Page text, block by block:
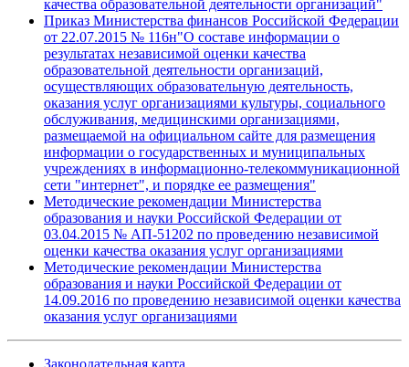
качества образовательной деятельности организаций"
Приказ Министерства финансов Российской Федерации
от 22.07.2015 № 116н"О составе информации о
результатах независимой оценки качества
образовательной деятельности организаций,
осуществляющих образовательную деятельность,
оказания услуг организациями культуры, социального
обслуживания, медицинскими организациями,
размещаемой на официальном сайте для размещения
информации о государственных и муниципальных
учреждениях в информационно-телекоммуникационной
сети "интернет", и порядке ее размещения"
Методические рекомендации Министерства
образования и науки Российской Федерации от
03.04.2015 № АП-51202 по проведению независимой
оценки качества оказания услуг организациями
Методические рекомендации Министерства
образования и науки Российской Федерации от
14.09.2016 по проведению независимой оценки качества
оказания услуг организациями